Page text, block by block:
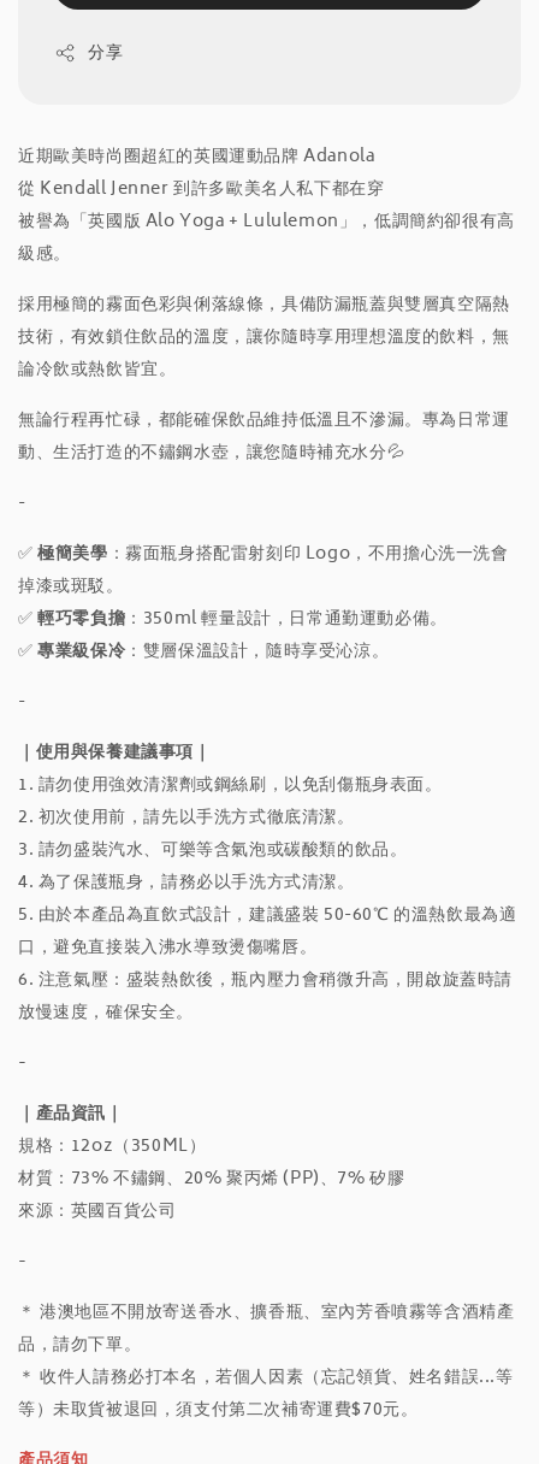
分享
近期歐美時尚圈超紅的英國運動品牌 Adanola
從 Kendall Jenner 到許多歐美名人私下都在穿
被譽為「英國版 Alo Yoga + Lululemon」，低調簡約卻很有高
級感。
採用極簡的霧面色彩與俐落線條，具備防漏瓶蓋與雙層真空隔熱
技術，有效鎖住飲品的溫度，讓你隨時享用理想溫度的飲料，無
論冷飲或熱飲皆宜。
無論行程再忙碌，都能確保飲品維持低溫且不滲漏。專為日常運
動、生活打造的不鏽鋼水壺，讓您隨時補充水分💦
-
✅極簡美學 ：霧面瓶身搭配雷射刻印 Logo， 不用擔心洗一洗會
掉漆或斑駁。
✅輕巧零負擔 ：350ml 輕量設計，日常通勤運動必備。
✅專業級保冷 ：雙層保溫設計，隨時享受沁涼。
-
｜使用與保養建議事項｜
1. 請勿使用強效清潔劑或鋼絲刷，以免刮傷瓶身表面。
2. 初次使用前，請先以手洗方式徹底清潔。
3. 請勿盛裝汽水、可樂等含氣泡或碳酸類的飲品。
4. 為了保護瓶身，請務必以手洗方式清潔。
5. 由於本產品為直飲式設計，建議盛裝 50-60℃ 的溫熱飲最為適
口，避免直接裝入沸水導致燙傷嘴唇。
6. 注意氣壓：盛裝熱飲後，瓶內壓力會稍微升高，開啟旋蓋時請
放慢速度，確保安全。
-
｜產品資訊｜
規格：12oz（350ML）
材質：73% 不鏽鋼、20% 聚丙烯 (PP)、7% 矽膠
來源：英國百貨公司
-
＊ 港澳地區不開放寄送香水、擴香瓶、室內芳香噴霧等含酒精產
品，請勿下單。
＊ 收件人請務必打本名，若個人因素（忘記領貨、姓名錯誤...等
等）未取貨被退回，須支付第二次補寄運費$70元。